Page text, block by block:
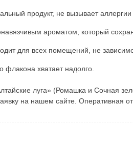
продукт, не вызывает
ароматом, который
для всех помещений, не
флакона хватает надолго.
луга» (Ромашка и Сочная
на нашем сайте. Оперативная